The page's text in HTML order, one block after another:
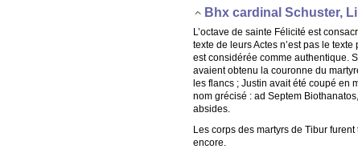
Bhx cardinal Schuster,
L’octave de sainte Félicité est
texte de leurs Actes n’est pas le
est considérée comme authentique.
avaient obtenu la couronne du
les flancs ; Justin avait été coupé en
nom grécisé : ad Septem
absides.
Les corps des martyrs de Tibur
encore.